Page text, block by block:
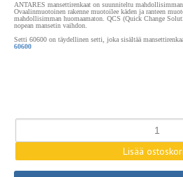
ANTARES mansettirenkaat on suunniteltu
Ovaalinmuotoinen rakenne muotoilee käden ja ranteen
mahdollisimman huomaamaton. QCS (Quick Change
nopean mansetin vaihdon.
Setti 60600 on täydellinen setti, joka sisältää
60600